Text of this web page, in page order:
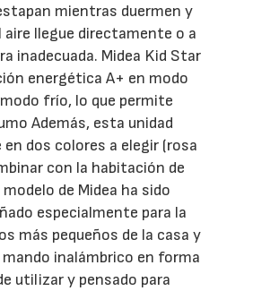
mientras duermen y
aire llegue directamente o a
inadecuada. Midea Kid Star
energética A+ en modo
frío, lo que permite
Además, esta unidad
dos colores a elegir (rosa
con la habitación de
de Midea ha sido
especialmente para la
más pequeños de la casa y
inalámbrico en forma
utilizar y pensado para